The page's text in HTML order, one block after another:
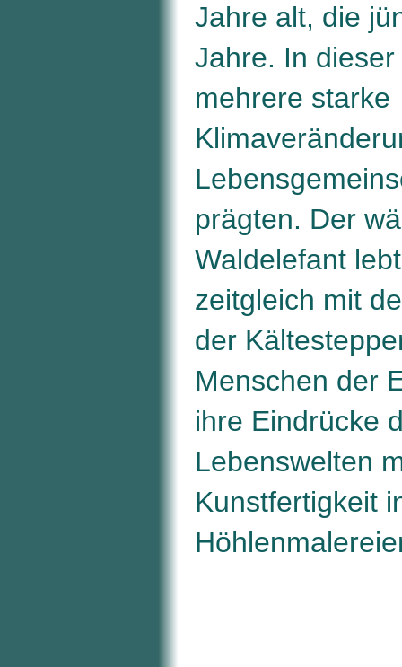
Jahre alt, die
Jahre. In
mehrere starke
prägten. Der
Waldelefant
zeitgleich mit
der
Menschen der
ihre Eindrücke
Lebenswelten
Kunstfertigkeit